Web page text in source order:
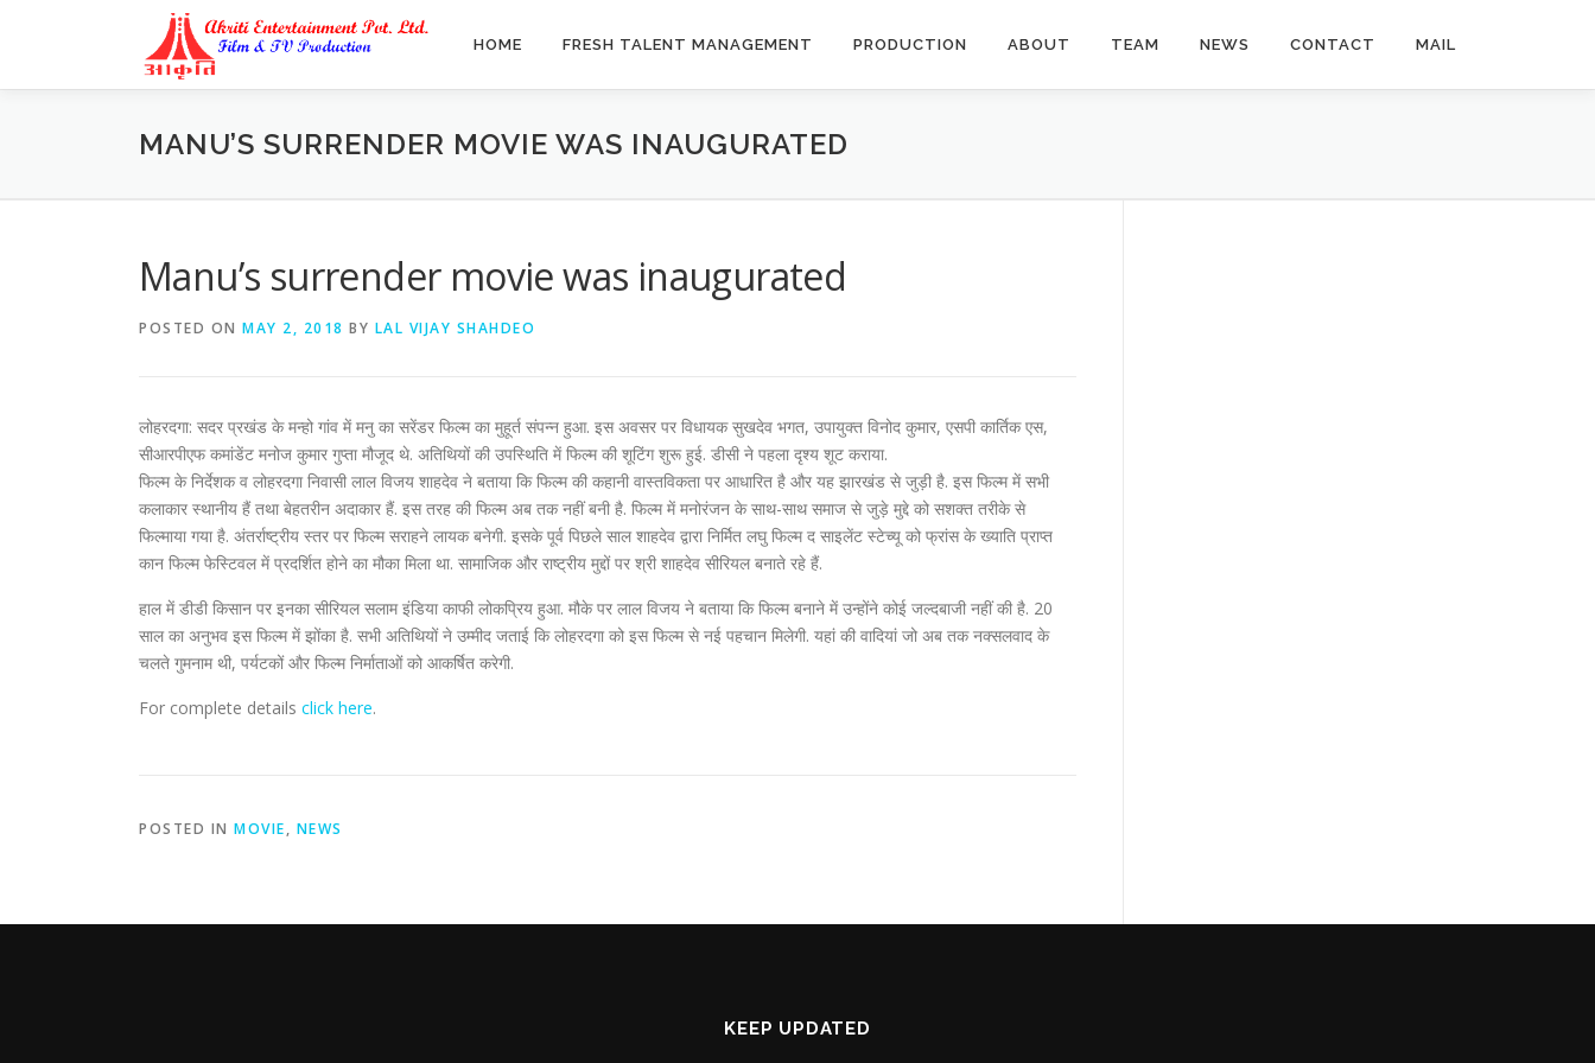
HOME FRESH TALENT MANAGEMENT PRODUCTION ABOUT TEAM NEWS CONTACT MAIL
MANU’S SURRENDER MOVIE WAS INAUGURATED
Manu’s surrender movie was inaugurated
POSTED ON MAY 2, 2018 BY LAL VIJAY SHAHDEO
लोहरदगा: सदर प्रखंड के मन्हो गांव में मनु का सरेंडर फिल्म का मुहूर्त संपन्न हुआ. इस अवसर पर विधायक सुखदेव भगत, उपायुक्त विनोद कुमार, एसपी कार्तिक एस,
सीआरपीएफ कमांडेंट मनोज कुमार गुप्ता मौजूद थे. अतिथियों की उपस्थिति में फिल्म की शूटिंग शुरू हुई. डीसी ने पहला दृश्य शूट कराया.
फिल्म के निर्देशक व लोहरदगा निवासी लाल विजय शाहदेव ने बताया कि फिल्म की कहानी वास्तविकता पर आधारित है और यह झारखंड से जुड़ी है. इस फिल्म में सभी
कलाकार स्थानीय हैं तथा बेहतरीन अदाकार हैं. इस तरह की फिल्म अब तक नहीं बनी है. फिल्म में मनोरंजन के साथ-साथ समाज से जुड़े मुद्दे को सशक्त तरीके से
फिल्माया गया है. अंतर्राष्ट्रीय स्तर पर फिल्म सराहने लायक बनेगी. इसके पूर्व पिछले साल शाहदेव द्वारा निर्मित लघु फिल्म द साइलेंट स्टेच्यू को फ्रांस के ख्याति प्राप्त
कान फिल्म फेस्टिवल में प्रदर्शित होने का मौका मिला था. सामाजिक और राष्ट्रीय मुद्दों पर श्री शाहदेव सीरियल बनाते रहे हैं.
हाल में डीडी किसान पर इनका सीरियल सलाम इंडिया काफी लोकप्रिय हुआ. मौके पर लाल विजय ने बताया कि फिल्म बनाने में उन्होंने कोई जल्दबाजी नहीं की है. 20
साल का अनुभव इस फिल्म में झोंका है. सभी अतिथियों ने उम्मीद जताई कि लोहरदगा को इस फिल्म से नई पहचान मिलेगी. यहां की वादियां जो अब तक नक्सलवाद के
चलते गुमनाम थी, पर्यटकों और फिल्म निर्माताओं को आकर्षित करेगी.
For complete details click here.
POSTED IN MOVIE, NEWS
KEEP UPDATED